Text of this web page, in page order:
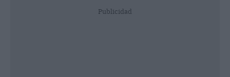
Publicidad